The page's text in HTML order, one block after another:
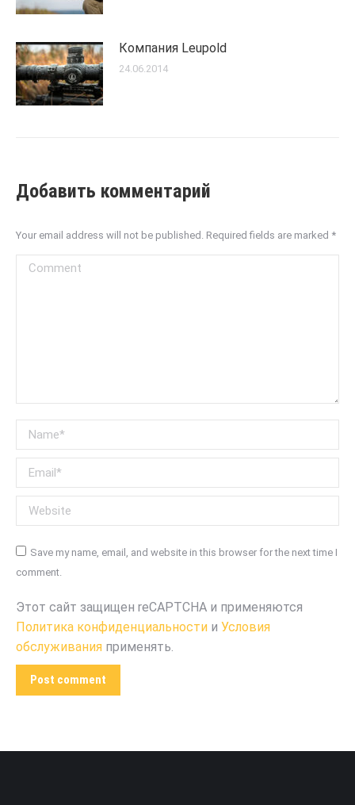
Компания Leupold
24.06.2014
Добавить комментарий
Your email address will not be published. Required fields are marked *
Comment
Name *
Email *
Website
Save my name, email, and website in this browser for the next time I
comment.
Этот сайт защищен reCAPTCHA и применяются
Политика конфиденциальности и Условия
обслуживания применять.
Post comment